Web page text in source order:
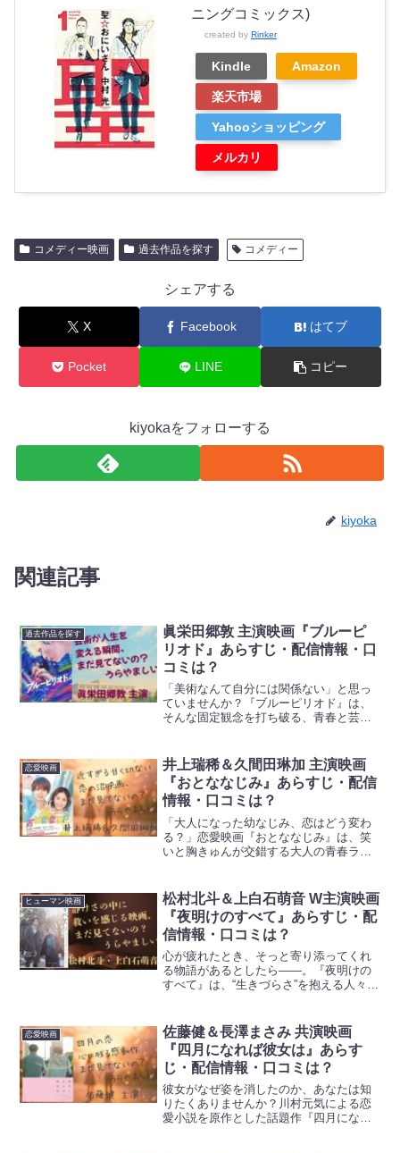
ニングコミックス)
created by Rinker
Kindle Amazon
楽天市場
Yahooショッピング
メルカリ
コメディー映画 過去作品を探す コメディー
シェアする
X Facebook はてブ
Pocket LINE コピー
kiyokaをフォローする
kiyoka
関連記事
過去作品を探す
眞栄田郷敦 主演映画『ブルーピ
リオド』あらすじ・配信情報・口
コミは？
「美術なんて自分には関係ない」と思っ
ていませんか？『ブルーピリオド』は、
そんな固定観念を打ち破る、青春と芸術
共感を与えました。本記事では、映画
『ブルーピリオド』の魅...
恋愛映画
井上瑞稀＆久間田琳加 主演映画
『おとななじみ』あらすじ・配信
情報・口コミは？
「大人になった幼なじみ、恋はどう変わ
る？」恋愛映画『おとななじみ』は、笑
いと胸きゅんが交錯する大人の青春ラブ
共感するはず。キャストや原作、配信情
報まで詳しく解説します。...
ヒューマン映画
松村北斗＆上白石萌音 W主演映画
『夜明けのすべて』あらすじ・配
信情報・口コミは？
心が疲れたとき、そっと寄り添ってくれ
る物語があるとしたら――。『夜明けの
すべて』は、“生きづらさ”を抱える人々に
る繊細なキャラクターが共鳴し、観る者
の心を癒します。こ...
恋愛映画
佐藤健＆長澤まさみ 共演映画
『四月になれば彼女は』あらす
じ・配信情報・口コミは？
彼女がなぜ姿を消したのか、あなたは知
りたくありませんか？川村元気による恋
愛小説を原作とした話題作『四月になれ